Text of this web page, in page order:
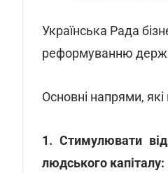
Українська Рада
реформуванню
Основні напрями,
1. Стимулювати
людського капіталу: